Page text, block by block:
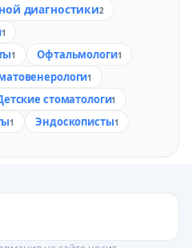
диагностики2
1
1 Офтальмологи1
1
стоматологи1
1 Эндоскописты1